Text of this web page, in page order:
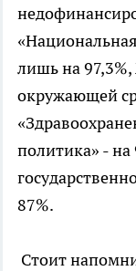
лишь на
окружающей
политика» -
87%.
Стоит